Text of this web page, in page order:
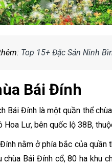
Top 15+ Đặc Sản Ninh
Bái Đính
Bái Đính là một quần thể
Hoa Lư, bên quốc lộ 38B,
nằm ở phía bắc của quần
chùa Bái Đính cổ, 80 ha khu